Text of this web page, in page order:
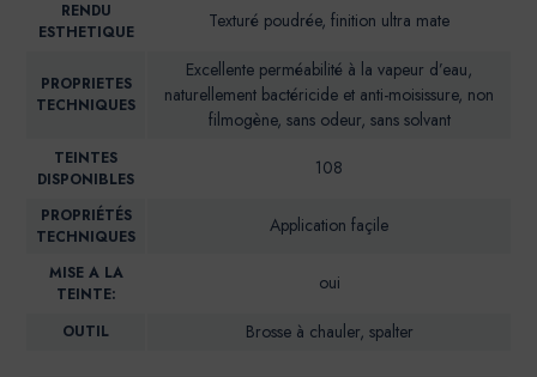
RENDU
ESTHETIQUE
Texturé poudrée, finition ultra mate
PROPRIETES
TECHNIQUES
Excellente perméabilité à la vapeur d’eau,
naturellement bactéricide et anti-moisissure, non
filmogène, sans odeur, sans solvant
TEINTES
DISPONIBLES
108
PROPRIÉTÉS
TECHNIQUES
Application façile
MISE A LA
TEINTE:
oui
OUTIL Brosse à chauler, spalter